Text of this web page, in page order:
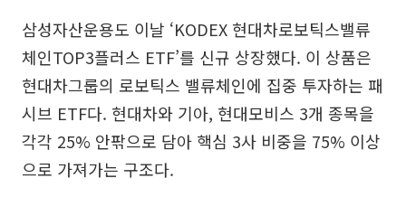
삼성자산운용도 이날 ‘KODEX 현대차로보틱스밸류
체인TOP3플러스 ETF’를 신규 상장했다. 이 상품은
현대차그룹의 로보틱스 밸류체인에 집중 투자하는 패
시브 ETF다. 현대차와 기아, 현대모비스 3개 종목을
각각 25% 안팎으로 담아 핵심 3사 비중을 75% 이상
으로 가져가는 구조다.